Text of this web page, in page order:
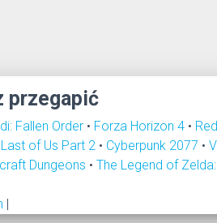
przegapić
Fallen Order • Forza Horizon 4 •
of Us Part 2 • Cyberpunk 2077 •
Dungeons • The Legend of
|